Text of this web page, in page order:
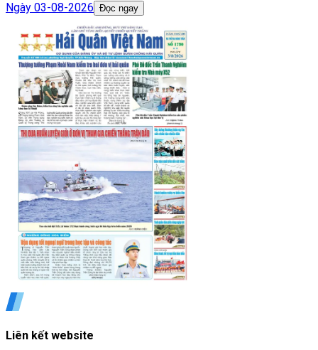
Ngày 03-08-2026 Đọc ngay
Liên kết website